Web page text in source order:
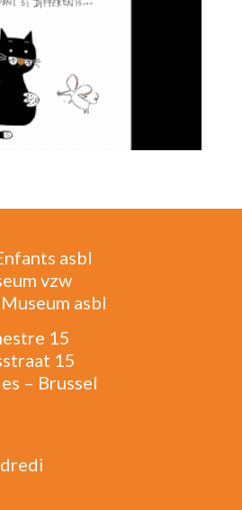
asbl
vzw
asbl
15
15
– Brussel